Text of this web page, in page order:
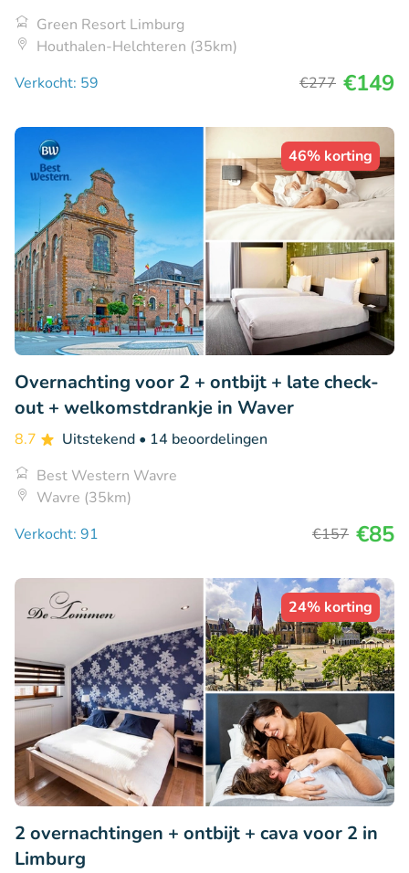
Green Resort Limburg
Houthalen-Helchteren (35km)
Verkocht: 59
€277 €149
46% korting
Overnachting voor 2 + ontbijt + late check-
out + welkomstdrankje in Waver
8.7 Uitstekend • 14 beoordelingen
Best Western Wavre
Wavre (35km)
Verkocht: 91
€157 €85
24% korting
2 overnachtingen + ontbijt + cava voor 2 in
Limburg